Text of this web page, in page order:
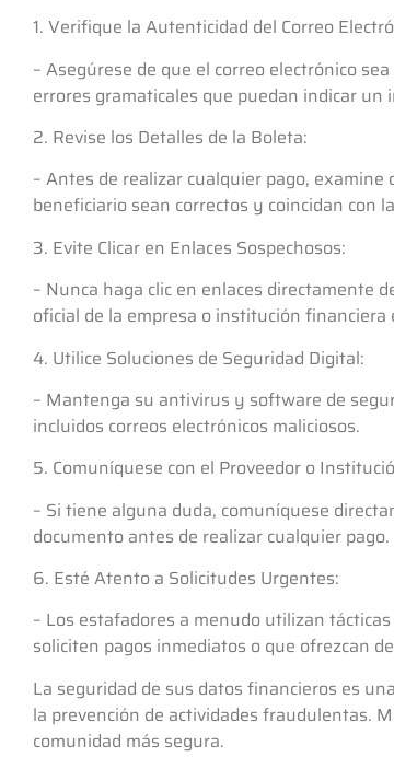
1. Verifique la Autenticidad del Correo
– Asegúrese de que el correo electrónico
errores gramaticales que puedan indicar un
2. Revise los Detalles de la Boleta:
– Antes de realizar cualquier pago,
beneficiario sean correctos y coincidan con
3. Evite Clicar en Enlaces Sospechosos:
– Nunca haga clic en enlaces directamente
oficial de la empresa o institución
4. Utilice Soluciones de Seguridad Digital:
– Mantenga su antivirus y software de
incluidos correos electrónicos maliciosos.
5. Comuníquese con el Proveedor o
– Si tiene alguna duda, comuníquese
documento antes de realizar cualquier pago.
6. Esté Atento a Solicitudes Urgentes:
– Los estafadores a menudo utilizan
soliciten pagos inmediatos o que ofrezcan
La seguridad de sus datos financieros es
la prevención de actividades fraudulentas.
comunidad más segura.